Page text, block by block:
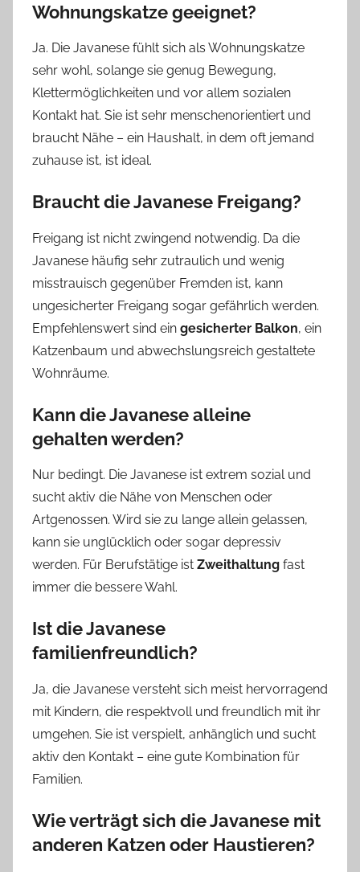
Wohnungskatze geeignet?
Ja. Die Javanese fühlt sich als Wohnungskatze
sehr wohl, solange sie genug Bewegung,
Klettermöglichkeiten und vor allem sozialen
Kontakt hat. Sie ist sehr menschenorientiert und
braucht Nähe – ein Haushalt, in dem oft jemand
zuhause ist, ist ideal.
Braucht die Javanese Freigang?
Freigang ist nicht zwingend notwendig. Da die
Javanese häufig sehr zutraulich und wenig
misstrauisch gegenüber Fremden ist, kann
ungesicherter Freigang sogar gefährlich werden.
Empfehlenswert sind ein gesicherter Balkon, ein
Katzenbaum und abwechslungsreich gestaltete
Wohnräume.
Kann die Javanese alleine
gehalten werden?
Nur bedingt. Die Javanese ist extrem sozial und
sucht aktiv die Nähe von Menschen oder
Artgenossen. Wird sie zu lange allein gelassen,
kann sie unglücklich oder sogar depressiv
werden. Für Berufstätige ist Zweithaltung fast
immer die bessere Wahl.
Ist die Javanese
familienfreundlich?
Ja, die Javanese versteht sich meist hervorragend
mit Kindern, die respektvoll und freundlich mit ihr
umgehen. Sie ist verspielt, anhänglich und sucht
aktiv den Kontakt – eine gute Kombination für
Familien.
Wie verträgt sich die Javanese mit
anderen Katzen oder Haustieren?